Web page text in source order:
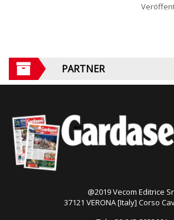
PARTNER
@2019 Vecom Editrice
37121 VERONA [Italy] Corso